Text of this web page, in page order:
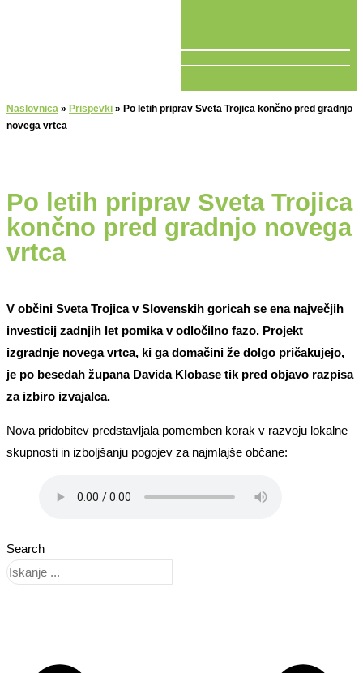
Naslovnica » Prispevki » Po letih priprav Sveta Trojica končno pred gradnjo
novega vrtca
Po letih priprav Sveta Trojica
končno pred gradnjo novega
vrtca
V občini Sveta Trojica v Slovenskih goricah se ena največjih
investicij zadnjih let pomika v odločilno fazo. Projekt
izgradnje novega vrtca, ki ga domačini že dolgo pričakujejo,
je po besedah župana Davida Klobase tik pred objavo razpisa
za izbiro izvajalca.
Nova pridobitev predstavljala pomemben korak v razvoju lokalne
skupnosti in izboljšanju pogojev za najmlajše občane:
Search